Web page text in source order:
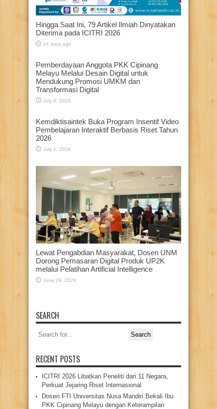
Hingga Saat Ini, 79 Artikel Ilmiah Dinyatakan
Diterima pada ICITRI 2026
14 days ago
Pemberdayaan Anggota PKK Cipinang
Melayu Melalui Desain Digital untuk
Mendukung Promosi UMKM dan
Transformasi Digital
July 4, 2026
Kemdiktisaintek Buka Program Insentif Video
Pembelajaran Interaktif Berbasis Riset Tahun
2026
July 1, 2026
Lewat Pengabdian Masyarakat, Dosen UNM
Dorong Pemasaran Digital Produk UP2K
melalui Pelatihan Artificial Intelligence
June 29, 2026
SEARCH
Search
for:
RECENT POSTS
ICITRI 2026 Libatkan Peneliti dari 11 Negara,
Perkuat Jejaring Riset Internasional
Dosen FTI Universitas Nusa Mandiri Bekali Ibu
PKK Cipinang Melayu dengan Keterampilan